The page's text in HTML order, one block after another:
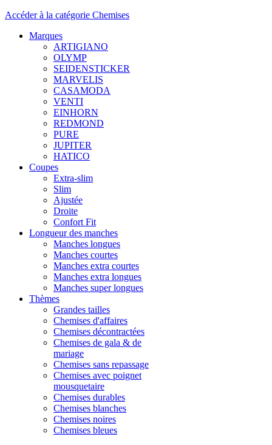
Accéder à la catégorie Chemises
Marques
ARTIGIANO
OLYMP
SEIDENSTICKER
MARVELIS
CASAMODA
VENTI
EINHORN
REDMOND
PURE
JUPITER
HATICO
Coupes
Extra-slim
Slim
Ajustée
Droite
Confort Fit
Longueur des manches
Manches longues
Manches courtes
Manches extra courtes
Manches extra longues
Manches super longues
Thèmes
Grandes tailles
Chemises d'affaires
Chemises décontractées
Chemises de gala & de
mariage
Chemises sans repassage
Chemises avec poignet
mousquetaire
Chemises durables
Chemises blanches
Chemises noires
Chemises bleues